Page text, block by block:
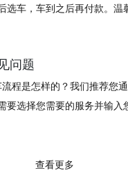
选车，车到之后再付款。温
问题
程是怎样的？我们推荐您
要选择您需要的服务并输入
查看更多